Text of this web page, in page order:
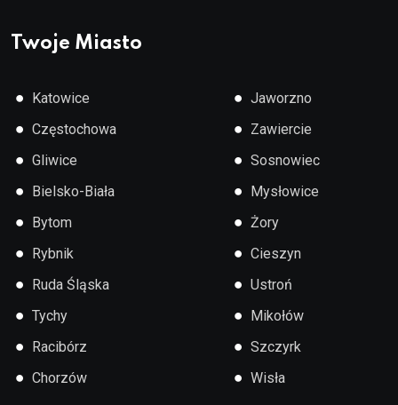
Twoje Miasto
● Katowice
● Częstochowa
● Gliwice
● Bielsko-Biała
● Bytom
● Rybnik
● Ruda Śląska
● Tychy
● Racibórz
● Chorzów
● Jaworzno
● Zawiercie
● Sosnowiec
● Mysłowice
● Żory
● Cieszyn
● Ustroń
● Mikołów
● Szczyrk
● Wisła